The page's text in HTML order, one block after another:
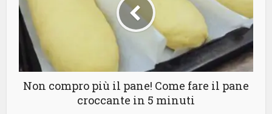
Non compro più il pane! Come fare il pane
croccante in 5 minuti